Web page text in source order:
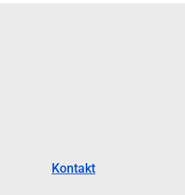
Kontakt